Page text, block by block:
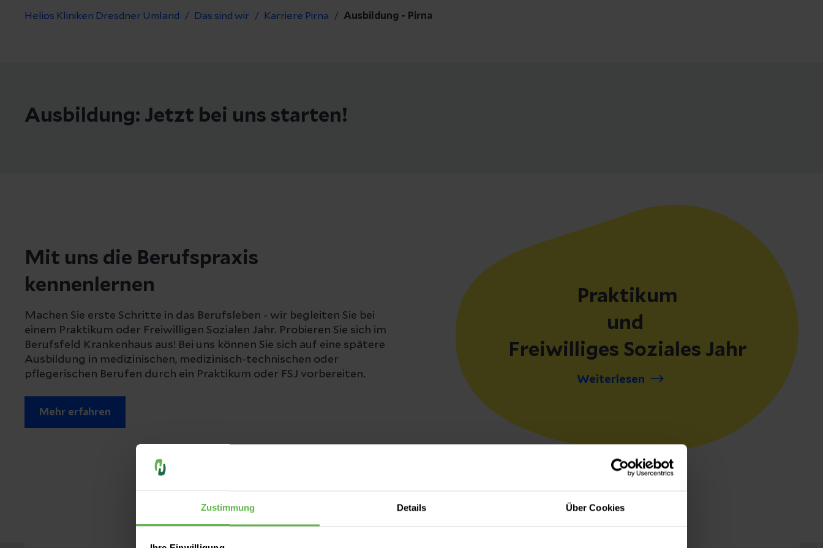
Zustimmung Details Über Cookies
Helios Kliniken Dresdner Umland Das sind wir Karriere Pirna Ausbildung - Pirna
Ausbildung: Jetzt bei uns starten!
Mit uns die Berufspraxis
kennenlernen
Machen Sie erste Schritte in das Berufsleben - wir begleiten Sie bei
einem Praktikum oder Freiwilligen Sozialen Jahr. Probieren Sie sich im
Berufsfeld Krankenhaus aus! Bei uns können Sie sich auf eine spätere
Ausbildung in medizinischen, medizinisch-technischen oder
pflegerischen Berufen durch ein Praktikum oder FSJ vorbereiten.
Mehr erfahren
Praktikum
und
Freiwilliges Soziales Jahr
Weiterlesen